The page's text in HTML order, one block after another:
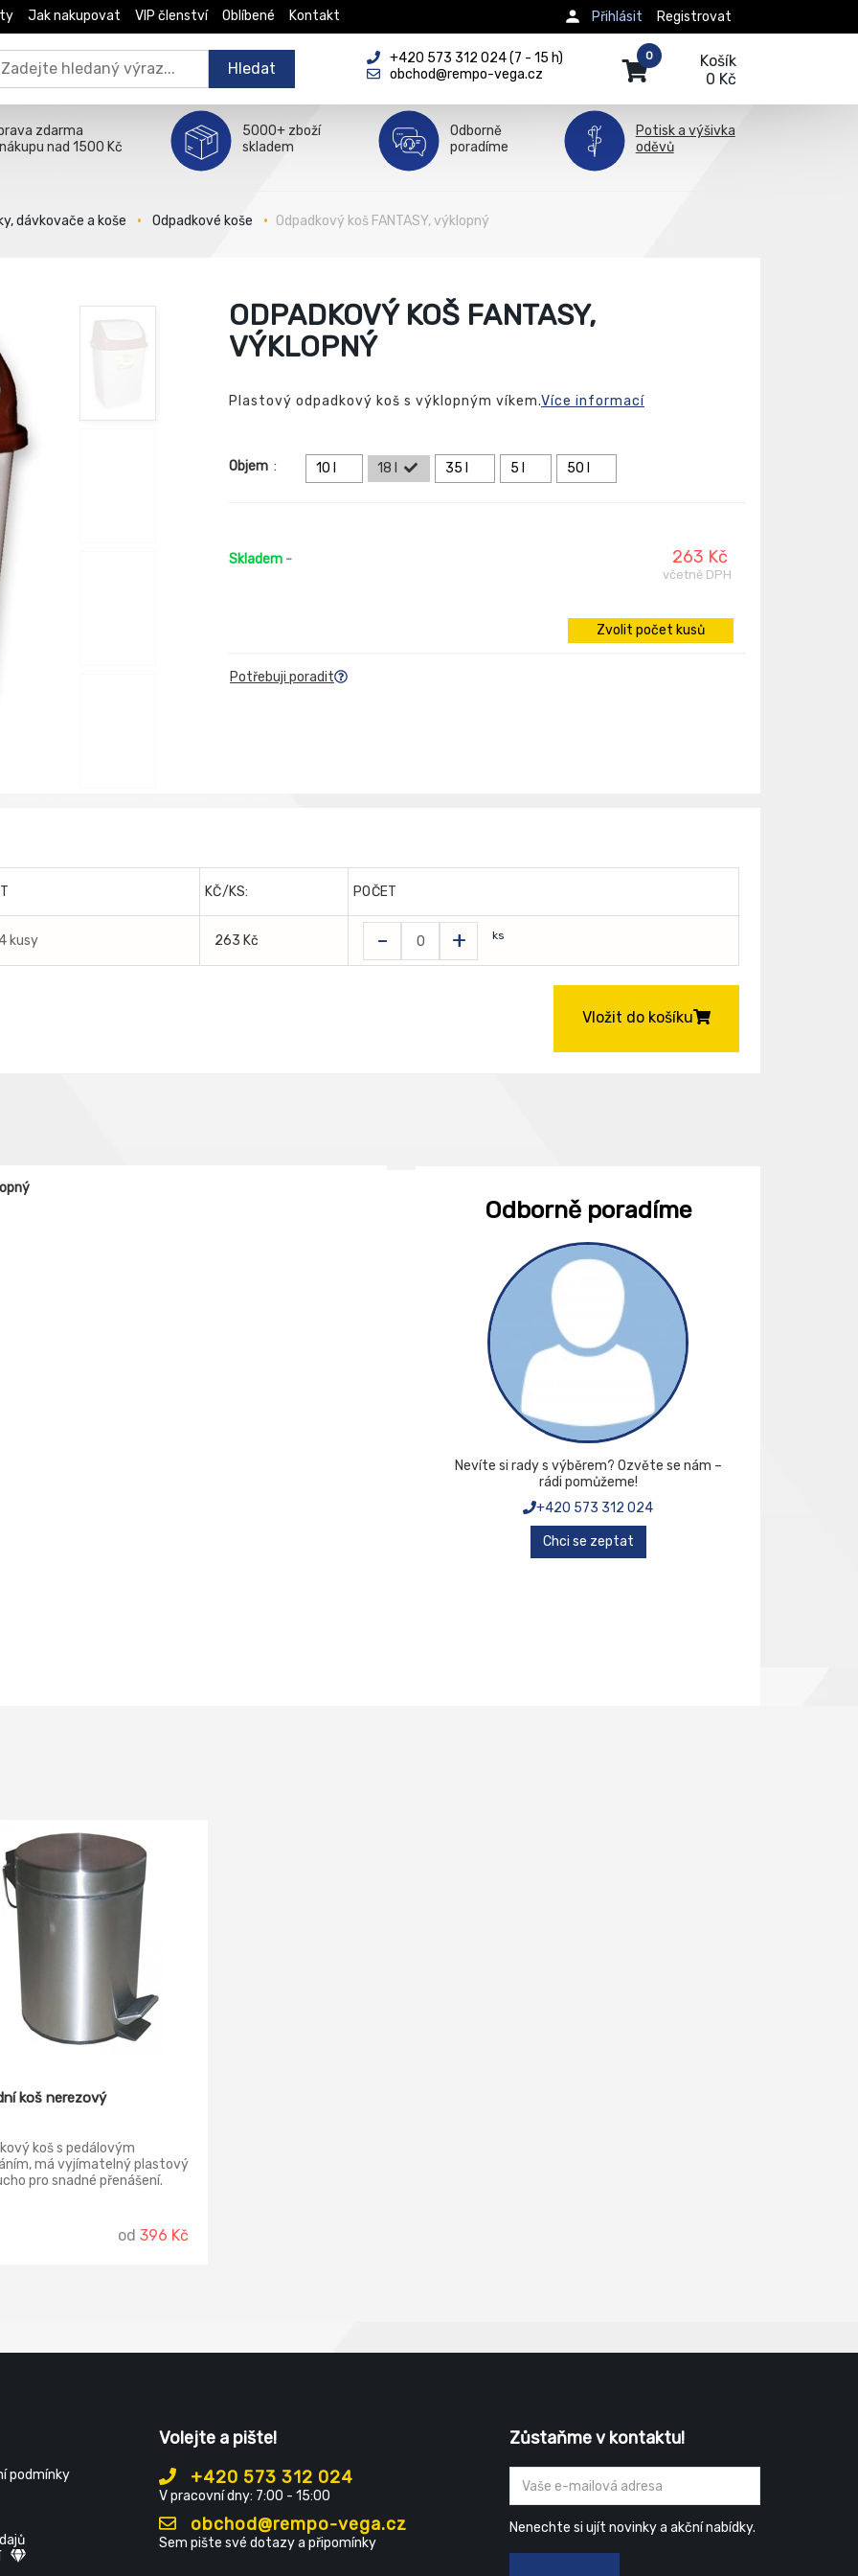
Jak nakupovat VIP členství Oblíbené Kontakt Registrovat
Přihlásit
Hledat
+420 573 312 024 (7 - 15 h)
obchod@rempo-vega.cz
Košík
0 Kč
0
zdarma
nad 1500 Kč
5000+ zboží
skladem
Odborně
poradíme
Potisk a výšivka
oděvů
dávkovače a koše Odpadkové koše Odpadkový koš FANTASY, výklopný
ODPADKOVÝ KOŠ FANTASY,
VÝKLOPNÝ
Plastový odpadkový koš s výklopným víkem.Více informací
Objem : 10 l 18 l 35 l 5 l 50 l
Skladem - 263 Kč
včetně DPH
Zvolit počet kusů
Potřebuji poradit
KČ/KS: POČET
kusy 263 Kč - + ks
Vložit do košíku
Odborně poradíme
Nevíte si rady s výběrem? Ozvěte se nám –
rádi pomůžeme!
+420 573 312 024
Chci se zeptat
koš nerezový
koš s pedálovým
má vyjímatelný plastový
pro snadné přenášení.
od 396 Kč
podmínky
Volejte a pište!
+420 573 312 024
V pracovní dny: 7:00 - 15:00
obchod@rempo-vega.cz
Sem pište své dotazy a připomínky
Zůstaňme v kontaktu!
Nenechte si ujít novinky a akční nabídky.